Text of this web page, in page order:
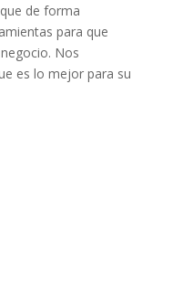
de forma
para que
Nos
es lo mejor para su